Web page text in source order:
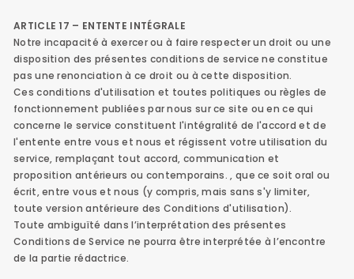
ARTICLE 17 – ENTENTE INTÉGRALE
Notre incapacité à exercer ou à faire respecter un droit ou une
disposition des présentes conditions de service ne constitue
pas une renonciation à ce droit ou à cette disposition.
Ces conditions d'utilisation et toutes politiques ou règles de
fonctionnement publiées par nous sur ce site ou en ce qui
concerne le service constituent l'intégralité de l'accord et de
l'entente entre vous et nous et régissent votre utilisation du
service, remplaçant tout accord, communication et
proposition antérieurs ou contemporains. , que ce soit oral ou
écrit, entre vous et nous (y compris, mais sans s'y limiter,
toute version antérieure des Conditions d'utilisation).
Toute ambiguïté dans l’interprétation des présentes
Conditions de Service ne pourra être interprétée à l’encontre
de la partie rédactrice.